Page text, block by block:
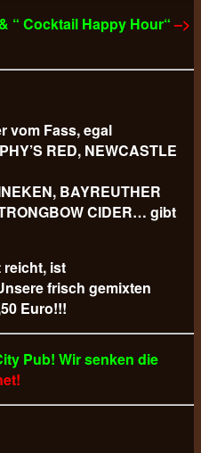
“ Cocktail Happy Hour“–>
vom Fass, egal
RED, NEWCASTLE
BAYREUTHER
CIDER… gibt
reicht, ist
frisch gemixten
Euro!!!
Pub! Wir senken die